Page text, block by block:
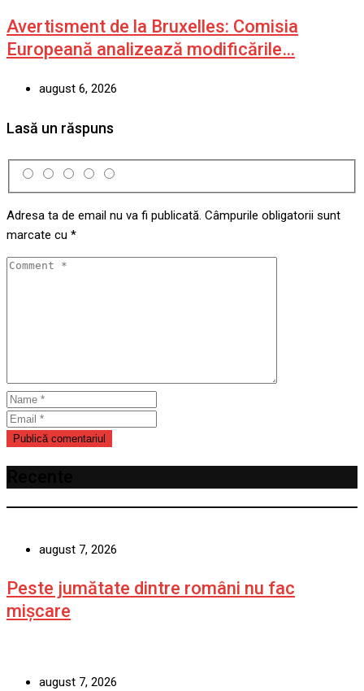
Avertisment de la Bruxelles: Comisia
Europeană analizează modificările…
august 6, 2026
Lasă un răspuns
Adresa ta de email nu va fi publicată. Câmpurile obligatorii sunt
marcate cu *
august 7, 2026
Peste jumătate dintre români nu fac
mișcare
august 7, 2026